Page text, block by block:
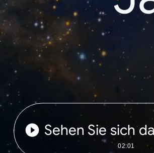
Sehen Sie sich
02:01